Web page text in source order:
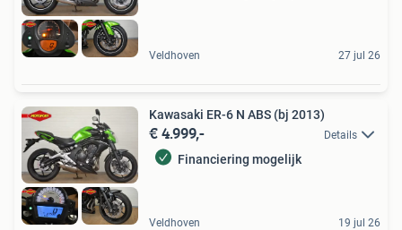
Veldhoven 27 jul 26
Kawasaki ER-6 N ABS (bj 2013)
€ 4.999,- Details
Financiering mogelijk
Veldhoven 19 jul 26